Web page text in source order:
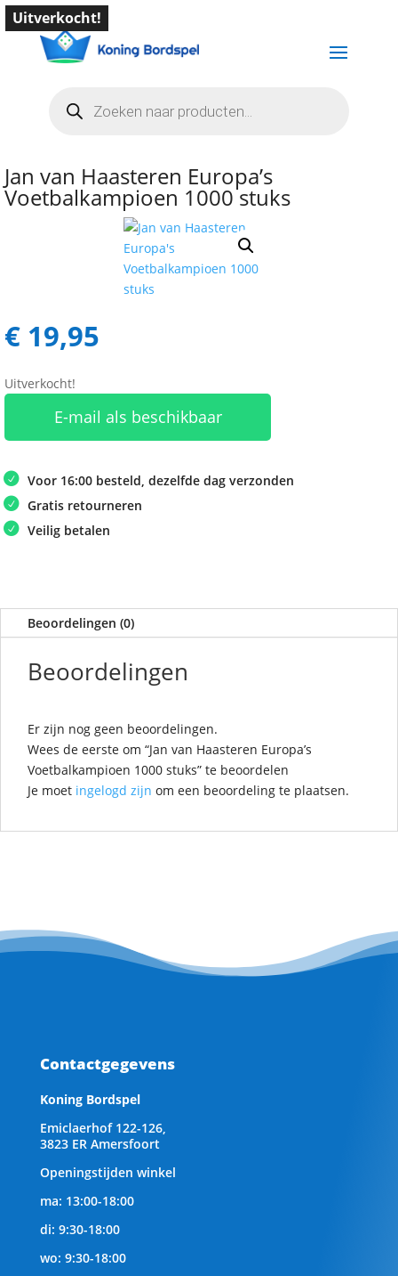
zoeken
Uitverkocht!
Jan van Haasteren Europa’s
Voetbalkampioen 1000 stuks
€ 19,95
Uitverkocht!
E-mail als beschikbaar
Voor 16:00 besteld, dezelfde dag verzonden
Gratis retourneren
Veilig betalen
Beoordelingen (0)
Beoordelingen
Er zijn nog geen beoordelingen.
Wees de eerste om “Jan van Haasteren Europa’s
Voetbalkampioen 1000 stuks” te beoordelen
Je moet ingelogd zijn om een beoordeling te plaatsen.
Contactgegevens
Koning Bordspel
Emiclaerhof 122-126,
3823 ER Amersfoort
Openingstijden winkel
ma: 13:00-18:00
di: 9:30-18:00
wo: 9:30-18:00